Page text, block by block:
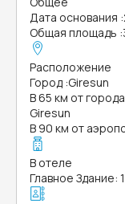
Дата основания :
Общая площадь :
Расположение
Город :Giresun
В 65 км от
Giresun
В 90 км от
В отеле
Главное Здание: